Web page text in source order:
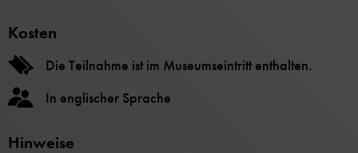
Kosten
Die Teilnahme ist im Museumseintritt enthalten.
In englischer Sprache
Hinweise